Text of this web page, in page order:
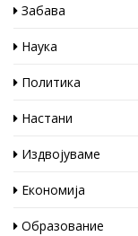
Забава
Наука
Политика
Настани
Издвојуваме
Економија
Образование